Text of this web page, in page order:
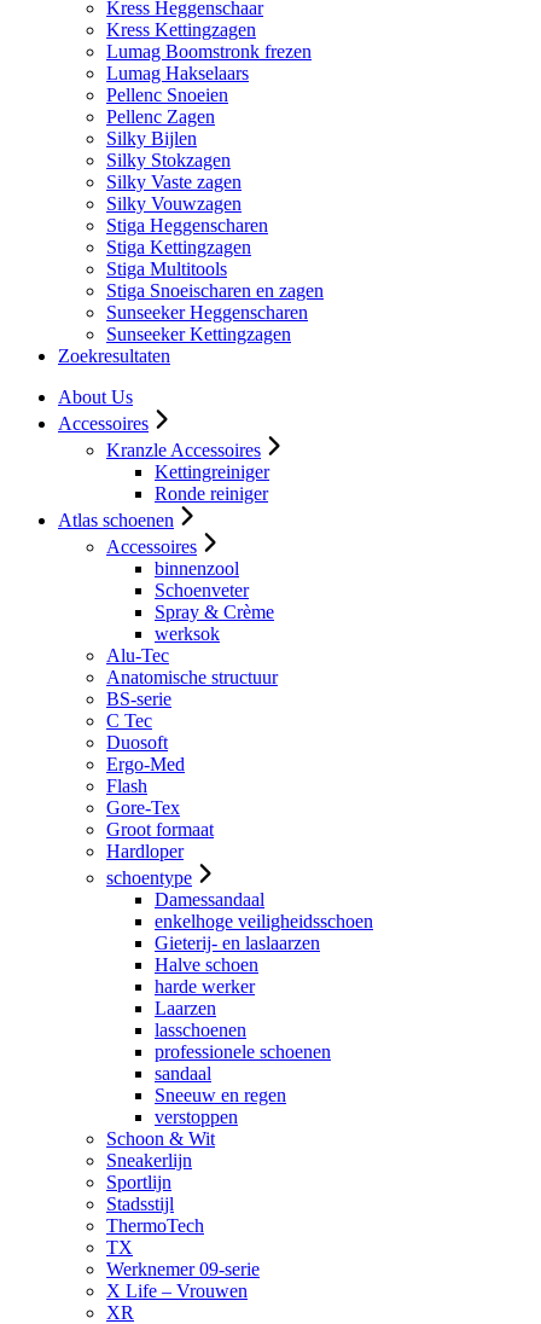
Kress Heggenschaar
Kress Kettingzagen
Lumag Boomstronk frezen
Lumag Hakselaars
Pellenc Snoeien
Pellenc Zagen
Silky Bijlen
Silky Stokzagen
Silky Vaste zagen
Silky Vouwzagen
Stiga Heggenscharen
Stiga Kettingzagen
Stiga Multitools
Stiga Snoeischaren en zagen
Sunseeker Heggenscharen
Sunseeker Kettingzagen
Zoekresultaten
About Us
Accessoires
Kranzle Accessoires
Kettingreiniger
Ronde reiniger
Atlas schoenen
Accessoires
binnenzool
Schoenveter
Spray & Crème
werksok
Alu-Tec
Anatomische structuur
BS-serie
C Tec
Duosoft
Ergo-Med
Flash
Gore-Tex
Groot formaat
Hardloper
schoentype
Damessandaal
enkelhoge veiligheidsschoen
Gieterij- en laslaarzen
Halve schoen
harde werker
Laarzen
lasschoenen
professionele schoenen
sandaal
Sneeuw en regen
verstoppen
Schoon & Wit
Sneakerlijn
Sportlijn
Stadsstijl
ThermoTech
TX
Werknemer 09-serie
X Life – Vrouwen
XR